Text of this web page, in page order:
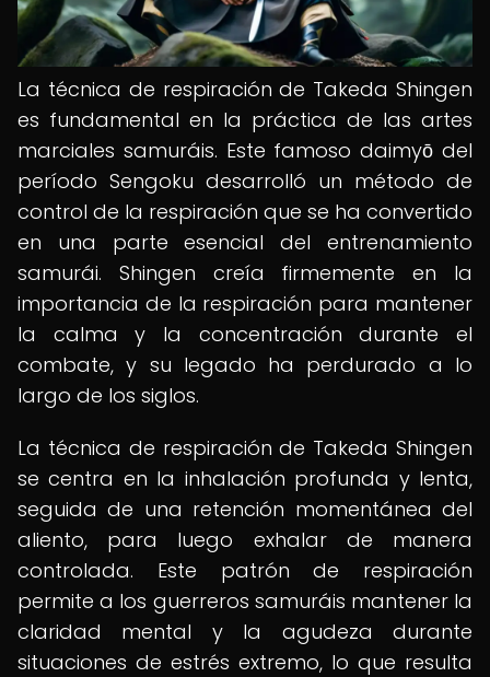
La técnica de respiración de Takeda Shingen
es fundamental en la práctica de las artes
marciales samuráis. Este famoso daimyō del
período Sengoku desarrolló un método de
control de la respiración que se ha convertido
en una parte esencial del entrenamiento
samurái. Shingen creía firmemente en la
importancia de la respiración para mantener
la calma y la concentración durante el
combate, y su legado ha perdurado a lo
largo de los siglos.
La técnica de respiración de Takeda Shingen
se centra en la inhalación profunda y lenta,
seguida de una retención momentánea del
aliento, para luego exhalar de manera
controlada. Este patrón de respiración
permite a los guerreros samuráis mantener la
claridad mental y la agudeza durante
situaciones de estrés extremo, lo que resulta